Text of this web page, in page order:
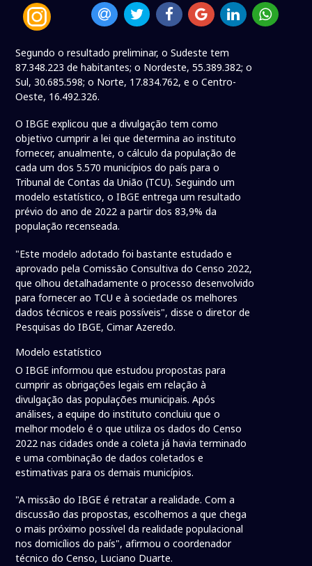
Segundo o resultado preliminar, o Sudeste tem
87.348.223 de habitantes; o Nordeste, 55.389.382; o
Sul, 30.685.598; o Norte, 17.834.762, e o Centro-
Oeste, 16.492.326.
O IBGE explicou que a divulgação tem como
objetivo cumprir a lei que determina ao instituto
fornecer, anualmente, o cálculo da população de
cada um dos 5.570 municípios do país para o
Tribunal de Contas da União (TCU). Seguindo um
modelo estatístico, o IBGE entrega um resultado
prévio do ano de 2022 a partir dos 83,9% da
população recenseada.
"Este modelo adotado foi bastante estudado e
aprovado pela Comissão Consultiva do Censo 2022,
que olhou detalhadamente o processo desenvolvido
para fornecer ao TCU e à sociedade os melhores
dados técnicos e reais possíveis", disse o diretor de
Pesquisas do IBGE, Cimar Azeredo.
Modelo estatístico
O IBGE informou que estudou propostas para
cumprir as obrigações legais em relação à
divulgação das populações municipais. Após
análises, a equipe do instituto concluiu que o
melhor modelo é o que utiliza os dados do Censo
2022 nas cidades onde a coleta já havia terminado
e uma combinação de dados coletados e
estimativas para os demais municípios.
"A missão do IBGE é retratar a realidade. Com a
discussão das propostas, escolhemos a que chega
o mais próximo possível da realidade populacional
nos domicílios do país", afirmou o coordenador
técnico do Censo, Luciano Duarte.